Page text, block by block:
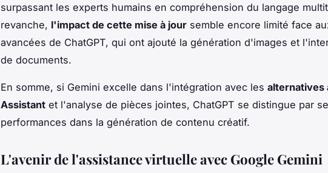
surpassant les experts humains en compréhension du langage
revanche, l'impact de cette mise à jour semble encore limité face
avancées de ChatGPT, qui ont ajouté la génération d'images et
de documents.
En somme, si Gemini excelle dans l'intégration avec les alternatives
Assistant et l'analyse de pièces jointes, ChatGPT se distingue par
performances dans la génération de contenu créatif.
L'avenir de l'assistance virtuelle avec Google Gemini